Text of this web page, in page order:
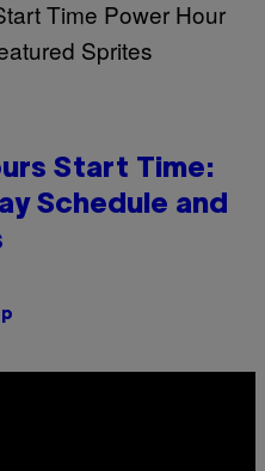
Start Time:
Schedule and